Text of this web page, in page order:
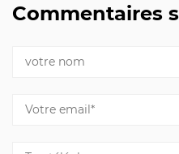
Commentaires